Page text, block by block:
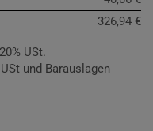
326,94 €
USt.
und Barauslagen